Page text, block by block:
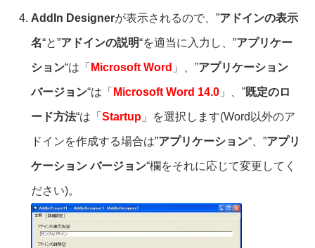
AddIn Designerが表示されるので、”アドインの表示
名“と”アドインの説明“を適当に入力し、”アプリケー
ション“は「 Microsoft Word 」、”アプリケーション
バージョン“は「 Microsoft Word 14.0 」、”既定のロ
ード方法“は「 Startup 」を選択します(Word以外のア
ドインを作成する場合は”アプリケーション“、”アプリ
ケーション バージョン“欄をそれに応じて変更してく
ださい)。